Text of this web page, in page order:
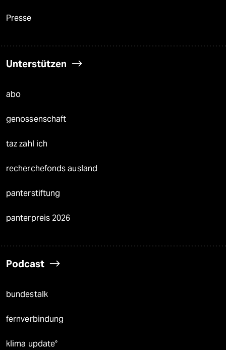
Presse
Unterstützen
abo
genossenschaft
taz zahl ich
recherchefonds ausland
panterstiftung
panterpreis 2026
Podcast
bundestalk
fernverbindung
klima update°